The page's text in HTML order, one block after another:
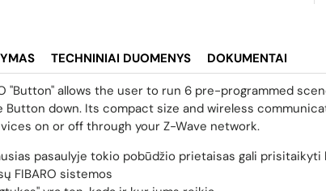
TECHNINIAI DUOMENYS DOKUMENTAI
"Button" allows the user to run 6 pre-programmed
down. Its compact size and wireless
on or off through your Z-Wave network.
pasaulyje tokio pobūdžio prietaisas gali
FIBARO sistemos